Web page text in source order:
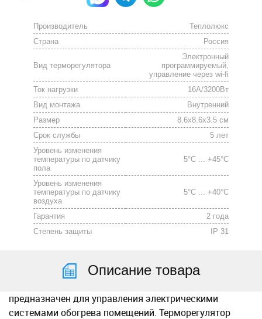
Производитель
Теплолюкс
Страна
Россия
Вид терморегулятора
Электронный
программируемый,
управление через wi-fi
Ток нагрузки
16A/3200Вт
Вид монтажа
Внутренний
Размер
8.6x8.6x3.5 см
Срок службы
5 лет
Уровень изменения
температуры по датчику
пола
5°C ... +45°C
Уровень изменения
температуры по датчику
воздуха
5°C ... +40°C
Гарантия
2 года
Степень защиты
IP 31
Описание товара
предназначен для управления электрическими
системами обогрева помещений. Терморегулятор